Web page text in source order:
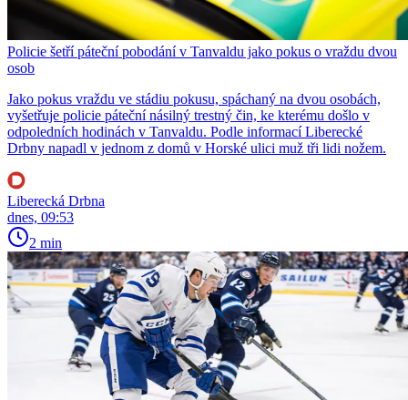
Policie šetří páteční pobodání v Tanvaldu jako pokus o vraždu dvou
osob
Jako pokus vraždu ve stádiu pokusu, spáchaný na dvou osobách,
vyšetřuje policie páteční násilný trestný čin, ke kterému došlo v
odpoledních hodinách v Tanvaldu. Podle informací Liberecké
Drbny napadl v jednom z domů v Horské ulici muž tři lidi nožem.
Liberecká Drbna
dnes, 09:53
2 min